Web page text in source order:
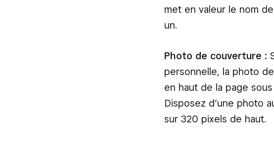
met en valeur le nom
un.
Photo de couverture :
personnelle, la photo
en haut de la page
Disposez d’une photo
sur 320 pixels de haut.